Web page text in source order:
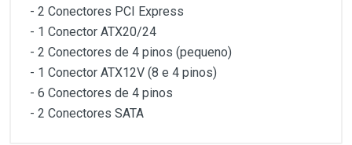
- 2 Conectores PCI Express
- 1 Conector ATX20/24
- 2 Conectores de 4 pinos (pequeno)
- 1 Conector ATX12V (8 e 4 pinos)
- 6 Conectores de 4 pinos
- 2 Conectores SATA